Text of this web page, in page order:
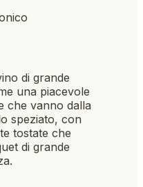
di grande
una piacevole
che vanno dalla
speziato, con
tostate che
di grande